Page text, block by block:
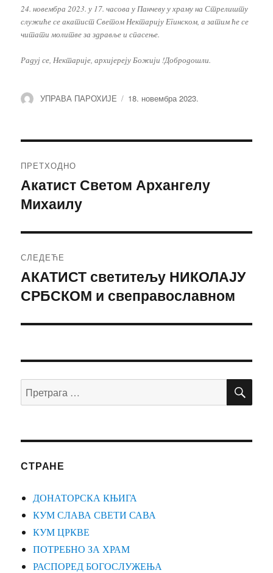
24. новембра 2023. у 17. часова у Панчеву у храму на Стрелишту
служиће се акатист Светом Нектарију Егинском, а затим ће се
читати молитве за здравље и спасење.
Радуј се, Нектарије, архијереју Божији !Добродошли.
Аутор
УПРАВА ПАРОХИЈЕ Објављено
18. новембра 2023.
чланка
ПРЕТХОДНО
Претходни
чланак:
Акатист Светом Архангелу
Михаилу
СЛЕДЕЋЕ
Следећи
чланак:
АКАТИСТ светитељу НИКОЛАЈУ
СРБСКОМ и свеправославном
Претрага
за:
СТРАНЕ
ДОНАТОРСКА КЊИГА
КУМ СЛАВА СВЕТИ САВА
КУМ ЦРКВЕ
ПОТРЕБНО ЗА ХРАМ
РАСПОРЕД БОГОСЛУЖЕЊА